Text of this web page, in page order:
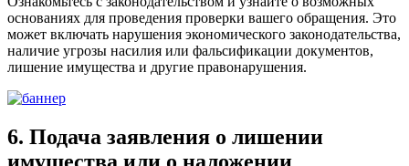
основаниях для проведения проверки вашего обращения. Это
может включать нарушения экономического законодательства,
наличие угрозы насилия или фальсификации документов,
лишение имущества и другие правонарушения.
6. Подача заявления о лишении